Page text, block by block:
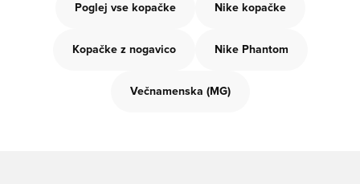
Poglej vse kopačke Nike kopačke
Kopačke z nogavico Nike Phantom
Večnamenska (MG)